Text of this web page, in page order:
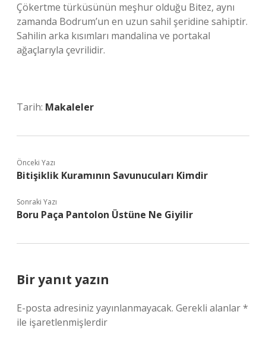
Çökertme türküsünün meşhur olduğu Bitez, aynı
zamanda Bodrum’un en uzun sahil şeridine sahiptir.
Sahilin arka kısımları mandalina ve portakal
ağaçlarıyla çevrilidir.
Tarih: Makaleler
Önceki Yazı
Bitişiklik Kuramının Savunucuları Kimdir
Sonraki Yazı
Boru Paça Pantolon Üstüne Ne Giyilir
Bir yanıt yazın
E-posta adresiniz yayınlanmayacak. Gerekli alanlar*
ile işaretlenmişlerdir